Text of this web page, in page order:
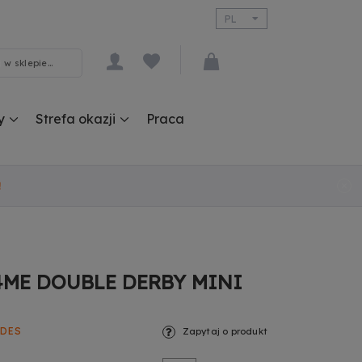
PL
Strefa okazji Praca
DOUBLE DERBY MINI
Zapytaj o produkt